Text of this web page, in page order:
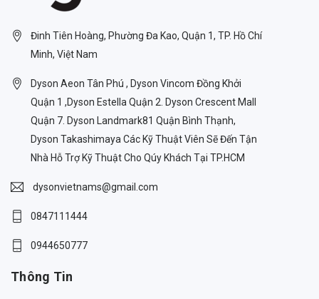
Đinh Tiên Hoàng, Phường Đa Kao, Quận 1, TP. Hồ Chí
Minh, Việt Nam
Dyson Aeon Tân Phú , Dyson Vincom Đồng Khởi
Quận 1 ,Dyson Estella Quận 2. Dyson Crescent Mall
Quận 7. Dyson Landmark81 Quận Bình Thạnh,
Dyson Takashimaya Các Kỹ Thuật Viên Sẽ Đến Tận
Nhà Hỗ Trợ Kỹ Thuật Cho Qúy Khách Tại TP.HCM
dysonvietnams@gmail.com
0847111444
0944650777
Thông Tin